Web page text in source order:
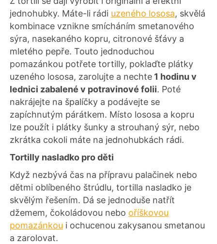
jednohubky. Máte-li rádi uzeného lososa, skvělá
kombinace vznikne smícháním smetanového
sýra, nasekaného kopru, citronové šťávy a
mletého pepře. Touto jednoduchou
pomazánkou potřete tortilly, poklaďte plátky
uzeného lososa, zarolujte a nechte 1 hodinu v
lednici zabalené v potravinové folii. Poté
nakrájejte na špalíčky a podávejte se
zapíchnutým párátkem. Místo lososa a kopru
lze použít i plátky šunky a strouhaný sýr, nebo
zkrátka cokoli máte na jednohubkách rádi.
Tortilly nasladko pro děti
Když nezbývá čas na přípravu palačinek nebo
dětmi oblíbeného štrúdlu, tortilla nasladko je
skvělým řešením. Dá se jednoduše natřít
džemem, čokoládovou nebo oříškovou
pomazánkou i ochucenou zakysanou smetanou
a zarolovat.